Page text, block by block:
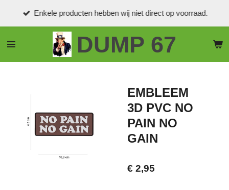
de
DUMP 67
Enkele producten hebben wij niet direct op voorraad.
EMBLEEM
3D PVC NO
PAIN NO
GAIN
€ 2,95